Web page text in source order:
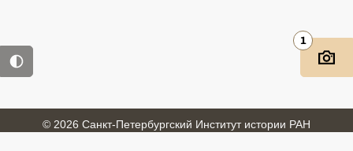
1
© 2026 Санкт-Петербургский Институт истории РАН